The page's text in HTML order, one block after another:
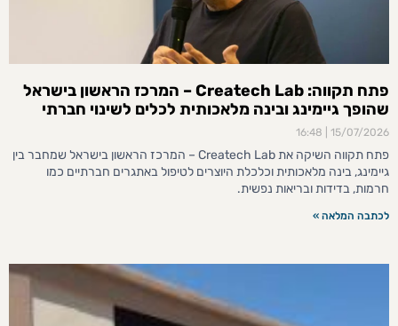
פתח תקווה: Createch Lab – המרכז הראשון בישראל
שהופך גיימינג ובינה מלאכותית לכלים לשינוי חברתי
15/07/2026
פתח תקווה השיקה את Createch Lab – המרכז הראשון בישראל שמחבר בין
גיימינג, בינה מלאכותית וכלכלת היוצרים לטיפול באתגרים חברתיים כמו
חרמות, בדידות ובריאות נפשית.
לכתבה המלאה »